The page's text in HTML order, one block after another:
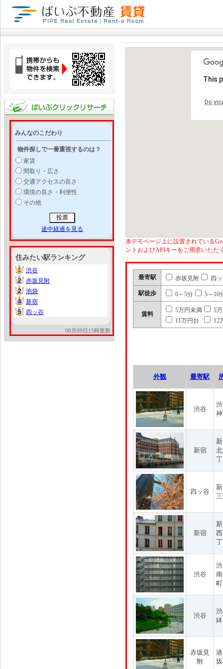
みんなのこだわり
物件探しで一番重視するのは？
家賃
間取り・広さ
交通アクセスの良さ
環境の良さ・利便性
その他
途中経過を見る
住みたい駅ランキング
1
1
渋谷
2
2
赤坂見附
2
2
池袋
4
4
新宿
5
5 四ッ谷
08月09日15時更新
This
Do
本デモページ上に設置されている
ントおよびAPIキーをご用意いただ
最寄駅 赤坂見附 四
駅徒歩 0～5分 5～10
賃料
5万円未満
5
11万円台
12
外観 最寄駅
渋谷
新宿
四ッ谷
新宿
渋谷
渋谷
赤坂見
附